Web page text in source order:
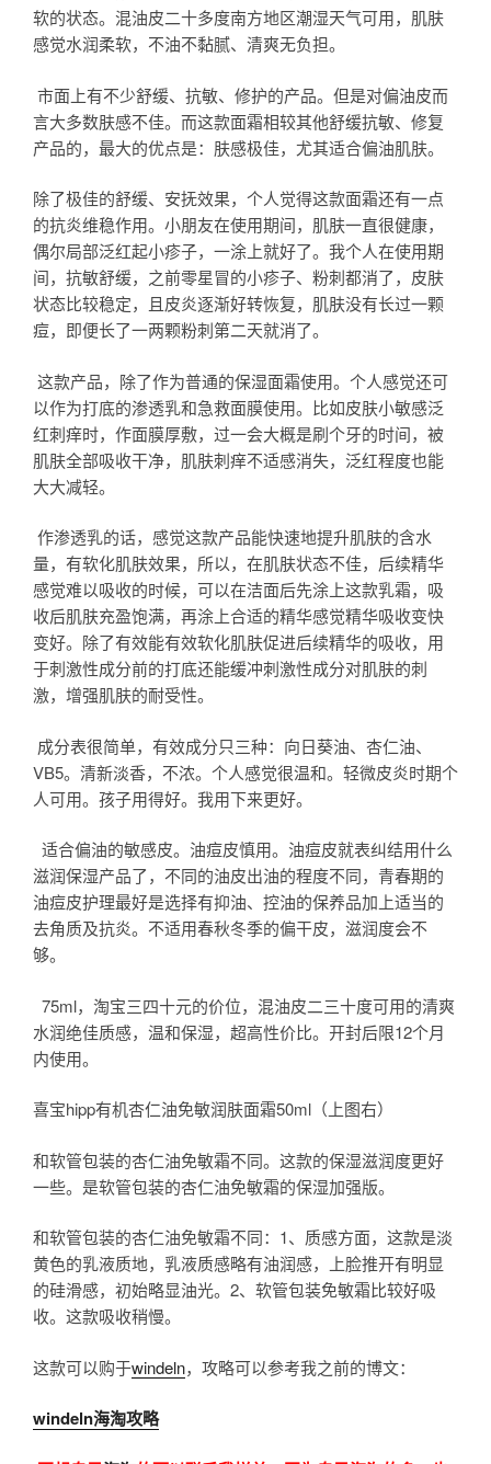
软的状态。混油皮二十多度南方地区潮湿天气可用，肌肤
感觉水润柔软，不油不黏腻、清爽无负担。
市面上有不少舒缓、抗敏、修护的产品。但是对偏油皮而
言大多数肤感不佳。而这款面霜相较其他舒缓抗敏、修复
产品的，最大的优点是：肤感极佳，尤其适合偏油肌肤。
除了极佳的舒缓、安抚效果，个人觉得这款面霜还有一点
的抗炎维稳作用。小朋友在使用期间，肌肤一直很健康，
偶尔局部泛红起小疹子，一涂上就好了。我个人在使用期
间，抗敏舒缓，之前零星冒的小疹子、粉刺都消了，皮肤
状态比较稳定，且皮炎逐渐好转恢复，肌肤没有长过一颗
痘，即便长了一两颗粉刺第二天就消了。
这款产品，除了作为普通的保湿面霜使用。个人感觉还可
以作为打底的渗透乳和急救面膜使用。比如皮肤小敏感泛
红刺痒时，作面膜厚敷，过一会大概是刷个牙的时间，被
肌肤全部吸收干净，肌肤刺痒不适感消失，泛红程度也能
大大减轻。
作渗透乳的话，感觉这款产品能快速地提升肌肤的含水
量，有软化肌肤效果，所以，在肌肤状态不佳，后续精华
感觉难以吸收的时候，可以在洁面后先涂上这款乳霜，吸
收后肌肤充盈饱满，再涂上合适的精华感觉精华吸收变快
变好。除了有效能有效软化肌肤促进后续精华的吸收，用
于刺激性成分前的打底还能缓冲刺激性成分对肌肤的刺
激，增强肌肤的耐受性。
成分表很简单，有效成分只三种：向日葵油、杏仁油、
VB5。清新淡香，不浓。个人感觉很温和。轻微皮炎时期个
人可用。孩子用得好。我用下来更好。
适合偏油的敏感皮。油痘皮慎用。油痘皮就表纠结用什么
滋润保湿产品了，不同的油皮出油的程度不同，青春期的
油痘皮护理最好是选择有抑油、控油的保养品加上适当的
去角质及抗炎。不适用春秋冬季的偏干皮，滋润度会不
够。
75ml，淘宝三四十元的价位，混油皮二三十度可用的清爽
水润绝佳质感，温和保湿，超高性价比。开封后限12个月
内使用。
喜宝hipp有机杏仁油免敏润肤面霜50ml（上图右）
和软管包装的杏仁油免敏霜不同。这款的保湿滋润度更好
一些。是软管包装的杏仁油免敏霜的保湿加强版。
和软管包装的杏仁油免敏霜不同：1、质感方面，这款是淡
黄色的乳液质地，乳液质感略有油润感，上脸推开有明显
的硅滑感，初始略显油光。2、软管包装免敏霜比较好吸
收。这款吸收稍慢。
这款可以购于windeln，攻略可以参考我之前的博文：
windeln海淘攻略